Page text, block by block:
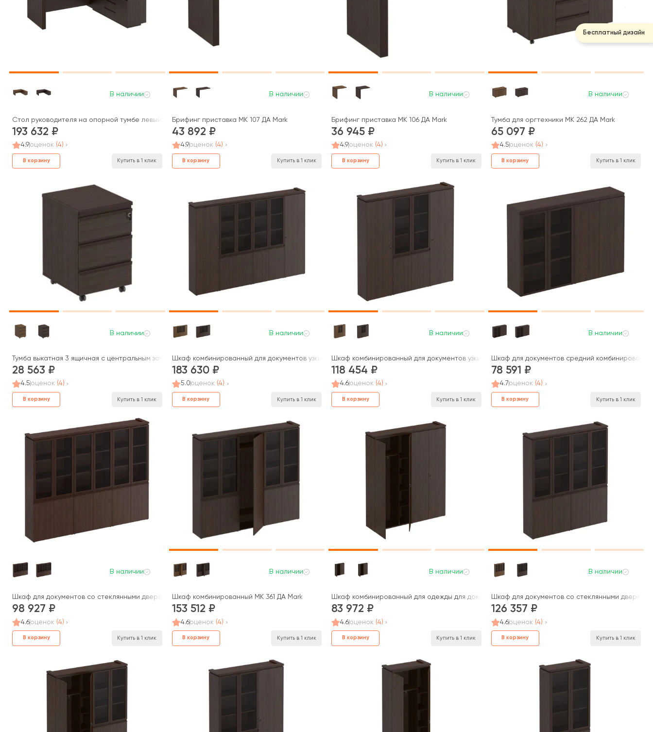
В наличии
Стол руководителя на опорной тумбе левый правый МК 136 ДА Mark
193 632
4.9оценок (4)
В корзину Купить в 1 клик
В наличии
Брифинг приставка МК 107 ДА Mark
43 892
4.9оценок (4)
В корзину Купить в 1 клик
В наличии
Брифинг приставка МК 106 ДА Mark
36 945
4.9оценок (4)
В корзину Купить в 1 клик
В наличии
Тумба для оргтехники МК 262 ДА Mark
65 097
4.5оценок (4)
В корзину Купить в 1 клик
В наличии
Тумба выкатная 3 ящичная с центральным замком МК 213 ДА Mark
28 563
4.5 оценок (4)
В корзину Купить в 1 клик
В наличии
Шкаф комбинированный для документов узкий со стеклом 2 шт для одежды узкий МК 390 ДА Mark
183 630
5.0оценок (4)
В корзину Купить в 1 клик
В наличии
Шкаф комбинированный для документов узкий со стеклом для одежды узкий МК 377 ДА Mark
118 454
4.6оценок (4)
В корзину Купить в 1 клик
В наличии
Шкаф для документов средний
78 591
4.7оценок (4)
В корзину Купить в 1 клик
В наличии
Шкаф для документов со стеклянными дверями МК 378 Mark
98 927
4.6оценок (4)
В корзину Купить в 1 клик
В наличии
Шкаф комбинированный МК 361 ДА Mark
153 512
4.6оценок (4)
В корзину Купить в 1 клик
В наличии
Шкаф комбинированный для одежды для документов МК 363 Mark
83 972
4.6оценок (4)
В корзину Купить в 1 клик
В наличии
Шкаф для документов со стеклянными дверями
126 357
4.6оценок (4)
В корзину Купить в 1 клик
Бесплатный дизайн